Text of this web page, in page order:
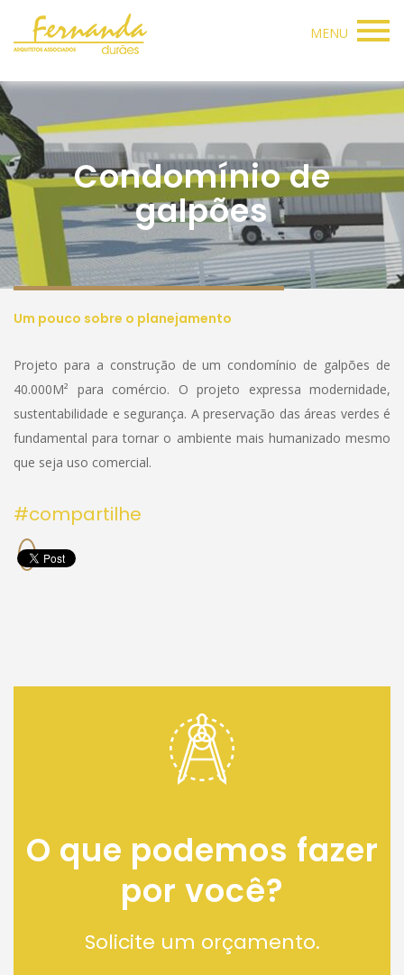
MENU
Condomínio de
galpões
Um pouco sobre o planejamento
Projeto para a construção de um condomínio de galpões de
40.000M² para comércio. O projeto expressa modernidade,
sustentabilidade e segurança. A preservação das áreas verdes é
fundamental para tornar o ambiente mais humanizado mesmo
que seja uso comercial.
#compartilhe
O que podemos fazer
por você?
Solicite um orçamento.